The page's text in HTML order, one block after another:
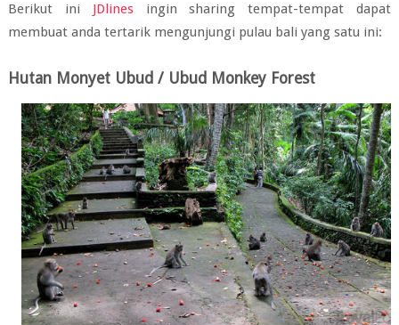
Berikut ini JDlinesingin sharing tempat-tempat dapat
membuat anda tertarik mengunjungi pulau bali yang satu ini:
Hutan Monyet Ubud / Ubud Monkey Forest